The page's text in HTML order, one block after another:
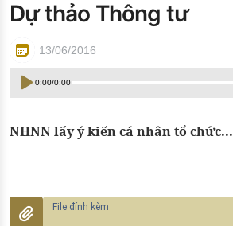
Đào tạo ISO
Dự thảo Thông tư
13/06/2016
0:00/0:00
NHNN lấy ý kiến cá nhân tổ chức...